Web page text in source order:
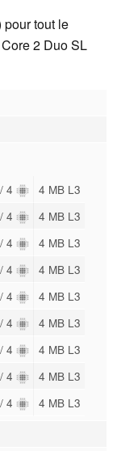
pour tout le
2 Duo SL
4 4 MB L3
4 4 MB L3
4 4 MB L3
4 4 MB L3
4 4 MB L3
4 4 MB L3
4 4 MB L3
4 4 MB L3
4 4 MB L3